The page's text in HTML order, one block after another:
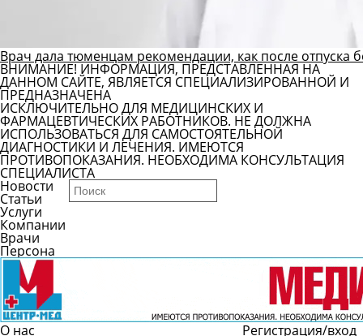
Врач дала тюменцам рекомендации, как после отпуска
ВНИМАНИЕ! ИНФОРМАЦИЯ, ПРЕДСТАВЛЕННАЯ НА
ДАННОМ САЙТЕ, ЯВЛЯЕТСЯ СПЕЦИАЛИЗИРОВАННОЙ И
ПРЕДНАЗНАЧЕНА
ИСКЛЮЧИТЕЛЬНО ДЛЯ МЕДИЦИНСКИХ И
ФАРМАЦЕВТИЧЕСКИХ РАБОТНИКОВ. НЕ ДОЛЖНА
ИСПОЛЬЗОВАТЬСЯ ДЛЯ САМОСТОЯТЕЛЬНОЙ
ДИАГНОСТИКИ И ЛЕЧЕНИЯ. ИМЕЮТСЯ
ПРОТИВОПОКАЗАНИЯ. НЕОБХОДИМА КОНСУЛЬТАЦИЯ
СПЕЦИАЛИСТА
Новости
Статьи
Услуги
Компании
Врачи
Персона
О нас Регистрация/вход